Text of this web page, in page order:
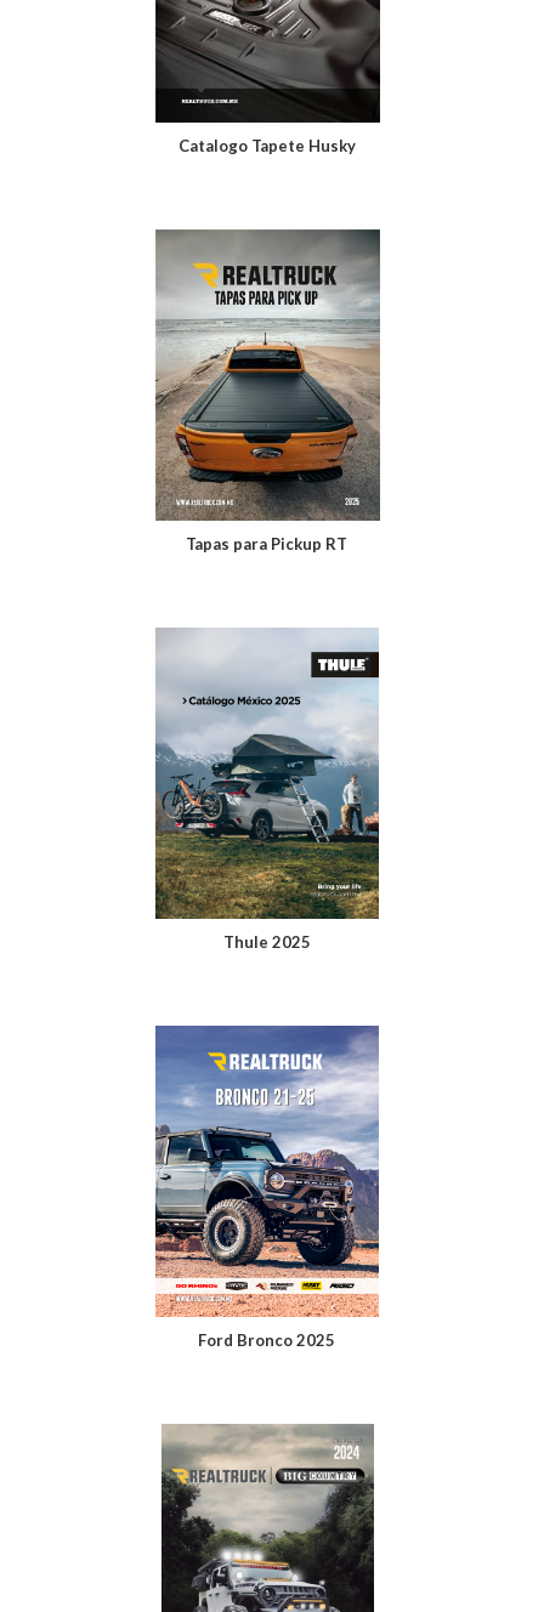
Catalogo Tapete Husky
Tapas para Pickup RT
Thule 2025
Ford Bronco 2025